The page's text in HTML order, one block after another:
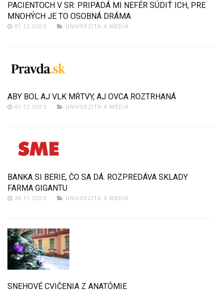
PACIENTOCH V SR: PRIPADÁ MI NEFÉR SÚDIŤ ICH, PRE
MNOHÝCH JE TO OSOBNÁ DRÁMA
01.12.2023 UNIVERZITA A MÉDIÁ
ABY BOL AJ VLK MŔTVY, AJ OVCA ROZTRHANÁ
01.12.2023 UNIVERZITA A MÉDIÁ
BANKA SI BERIE, ČO SA DÁ. ROZPREDÁVA SKLADY
FARMA GIGANTU
30.11.2023 UNIVERZITA A MÉDIÁ
SNEHOVÉ CVIČENIA Z ANATÓMIE